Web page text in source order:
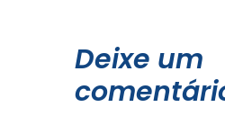
Deixe um